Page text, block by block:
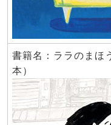
書籍名：ララのまほ
本）